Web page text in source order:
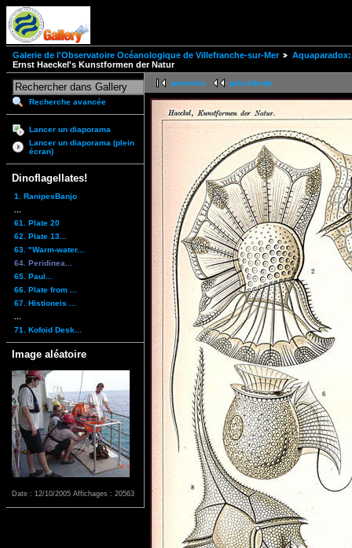
Galerie de l'Observatoire Océanologique de Villefranche-sur-Mer
Ernst Haeckel's Kunstformen der Natur
Recherche avancée
Lancer un diaporama
Lancer un diaporama (plein
écran)
Dinoflagellates!
1. RanipesBanjo
61. Plate 20
62. Plate 13...
63. "Warm-water...
64. Peridinea...
65. Paul...
66. Plate from ...
67. Histioneis ...
71. Kofoid Desk...
Image aléatoire
Date : 12/10/2005 Affichages : 20563
première précédente